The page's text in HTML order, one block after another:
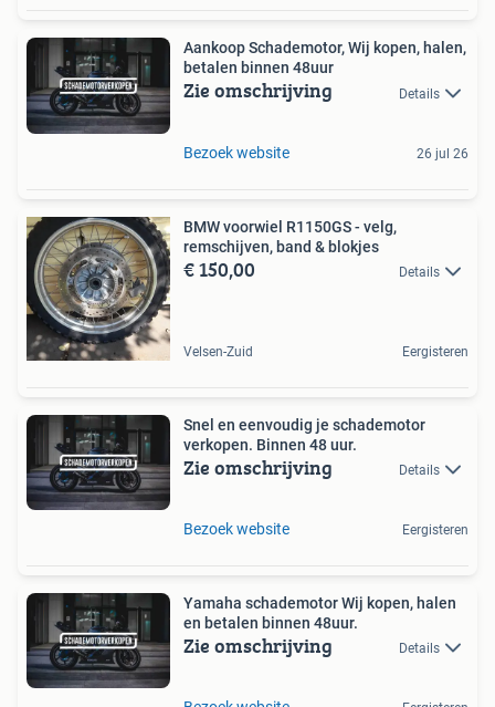
Aankoop Schademotor, Wij kopen, halen,
betalen binnen 48uur
Zie omschrijving Details
Bezoek website 26 jul 26
BMW voorwiel R1150GS - velg,
remschijven, band & blokjes
€ 150,00 Details
Velsen-Zuid Eergisteren
Snel en eenvoudig je schademotor
verkopen. Binnen 48 uur.
Zie omschrijving Details
Bezoek website Eergisteren
Yamaha schademotor Wij kopen, halen
en betalen binnen 48uur.
Zie omschrijving Details